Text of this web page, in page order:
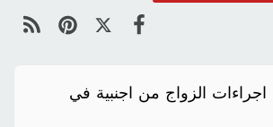
الزواج من اجنبية في